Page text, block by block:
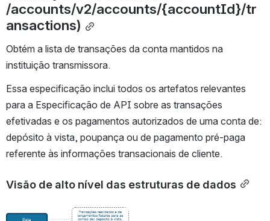
/accounts/v2/accounts/{accountId}/tr
ansactions)
Obtém a lista de transações da conta mantidos na
instituição transmissora.
Essa especificação inclui todos os artefatos relevantes
para a Especificação de API sobre as transações
efetivadas e os pagamentos autorizados de uma conta de:
depósito à vista, poupança ou de pagamento pré-paga
referente às informações transacionais de cliente.
Visão de alto nível das estruturas de dados
Abrir